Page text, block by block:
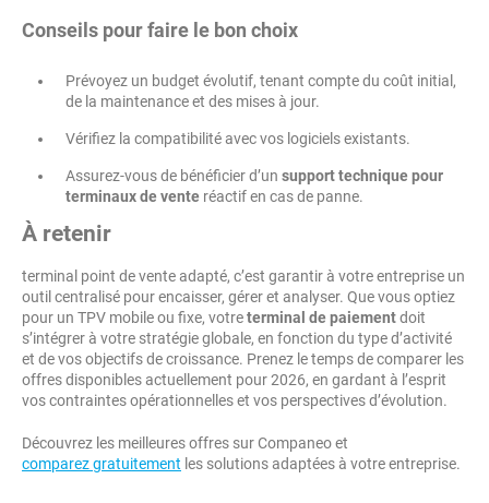
Conseils pour faire le bon choix
Prévoyez un budget évolutif, tenant compte du coût initial,
de la maintenance et des mises à jour.
Vérifiez la compatibilité avec vos logiciels existants.
Assurez-vous de bénéficier d’un support technique pour
terminaux de vente réactif en cas de panne.
À retenir
terminal point de vente adapté, c’est garantir à votre entreprise un
outil centralisé pour encaisser, gérer et analyser. Que vous optiez
pour un TPV mobile ou fixe, votreterminal de paiementdoit
s’intégrer à votre stratégie globale, en fonction du type d’activité
et de vos objectifs de croissance. Prenez le temps de comparer les
offres disponibles actuellement pour 2026, en gardant à l’esprit
vos contraintes opérationnelles et vos perspectives d’évolution.
Découvrez les meilleures offres sur Companeo et
comparez gratuitement les solutions adaptées à votre entreprise.